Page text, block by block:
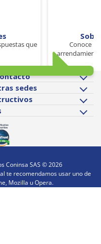
que
Conoce
sedes
Coninsa SAS ©2026
te recomendamos usar uno de
Mozilla u Opera.